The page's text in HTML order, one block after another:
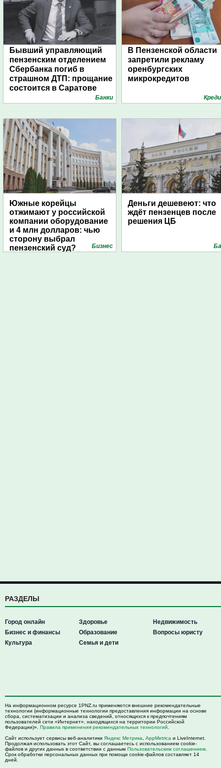
Бывший управляющий
пензенским отделением
Сбербанка погиб в
страшном ДТП: прощание
состоится в Саратове
Банки
В Пензенской области
запретили рекламу
оренбургских
микрокредитов
Южные корейцы
отжимают у российской
компании оборудование
и 4 млн долларов: чью
сторону выбрал
пензенский суд?
Бизнес
Деньги дешевеют: что
ждёт пензенцев после
решения ЦБ
РАЗДЕЛЫ
Город онлайн
Бизнес и финансы
Культура
Здоровье
Образование
Семья и дети
Недвижимость
Вопросы юристу
На информационном ресурсе 1PNZ.ru применяются внешние рекомендательные
технологии (информационные технологии предоставления информации на основе
сбора, систематизации и анализа сведений, относящихся к предпочтениям
пользователей сети «Интернет», находящихся на территории Российской
Федерации)». Правила применения рекомендательных технологий
Сайт использует сервисы веб-аналитики Яндекс Метрика AppMetrica и LiveInternet.
Продолжая использовать этот Сайт, вы соглашаетесь с использованием cookie-
файлов и других данных в соответствии с данным Пользовательским соглашением
Срок обработки персональных данных при помощи cookie-файлов составляет 14
дней.